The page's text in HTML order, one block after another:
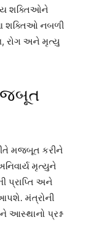
શક્તિઓને
શક્તિઓ નબળી
રોગ અને મૃત્યુ
મજબૂત કરીને
મૃત્યુને
પ્રાપ્તિ અને
મંત્રોની
આસ્થાનો પ્રશ્ન